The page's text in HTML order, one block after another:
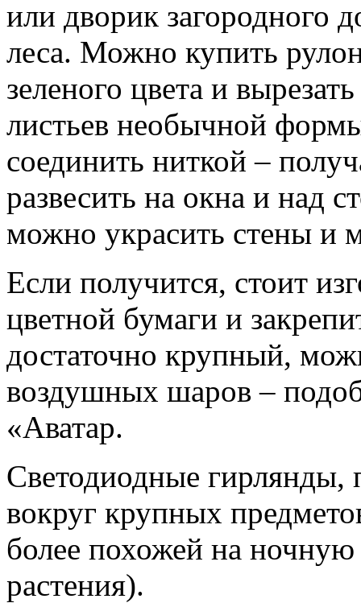
или дворик загородного
леса. Можно купить
зеленого цвета и
листьев необычной
соединить ниткой –
развесить на окна и над
можно украсить стены и
Если получится, стоит
цветной бумаги и
достаточно крупный,
воздушных шаров –
«Аватар.
Светодиодные
вокруг крупных
более похожей на
растения).